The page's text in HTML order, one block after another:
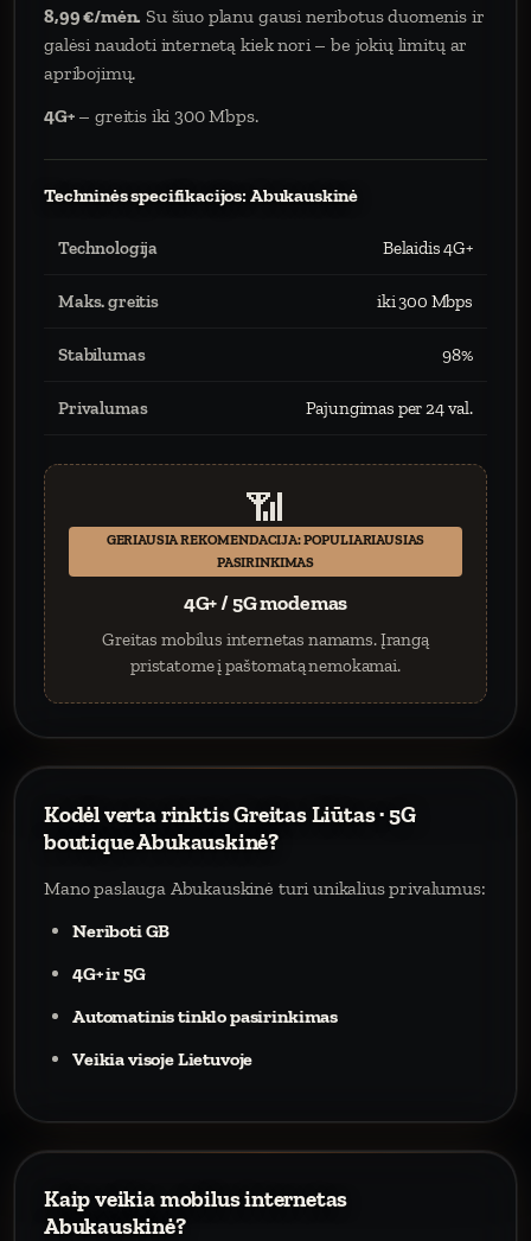
8,99 €/mėn. Su šiuo planu gausi neribotus duomenis ir
galėsi naudoti internetą kiek nori – be jokių limitų ar
apribojimų.
4G+– greitis iki 300 Mbps.
Techninės specifikacijos: Abukauskinė
Technologija Belaidis 4G+
Maks. greitis iki 300 Mbps
Stabilumas 98%
Privalumas Pajungimas per 24 val.
📶
GERIAUSIA REKOMENDACIJA: POPULIARIAUSIAS
PASIRINKIMAS
4G+ / 5G modemas
Greitas mobilus internetas namams. Įrangą
pristatome į paštomatą nemokamai.
Kodėl verta rinktis Greitas Liūtas · 5G
boutique Abukauskinė?
Mano paslauga Abukauskinė turi unikalius privalumus:
Neriboti GB
4G+ ir 5G
Automatinis tinklo pasirinkimas
Veikia visoje Lietuvoje
Kaip veikia mobilus internetas
Abukauskinė?